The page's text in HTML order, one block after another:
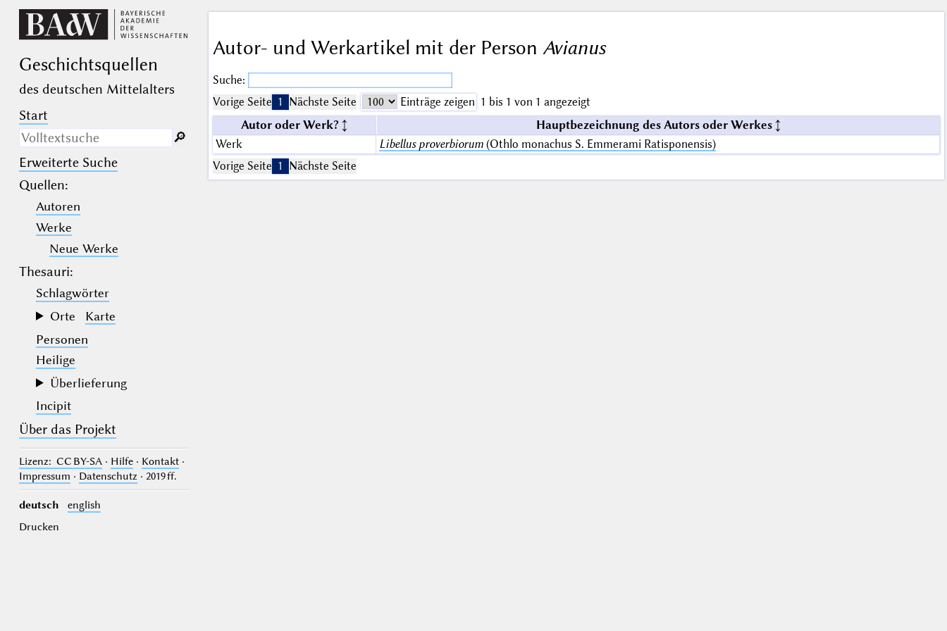
Geschichts­quellen
des deutschen Mittelalters
Start
Nur in Beschreibungs­texten
suchen
(der Unterstrich) ist Platzhalter für
genau ein Zeichen.
(das Prozentzeichen) ist Platzhalter
für kein, ein oder mehr als ein
Zeichen.
🔎︎
Erweiterte Suche
Quellen:
Autoren
Werke
Neue Werke
Thesauri:
Schlagwörter
Orte
Karte
Personen
Heilige
Überlieferung
Incipit
Über das Projekt
Lizenz: CC BY-SA· Hilfe· Kontakt·
Impressum · Datenschutz· 2019 ff.
deutsch
english
Drucken
Autor- und Werkartikel mit der Person Avianus
Suche:
Vorige Seite 1 Nächste Seite Einträge zeigen 1 bis 1 von 1 angezeigt
Autor oder Werk?
Hauptbezeichnung des Autors oder Werkes
Werk
Libellus proverbiorum(Othlo monachus S. Emmerami Ratisponensis)
Vorige Seite 1 Nächste Seite